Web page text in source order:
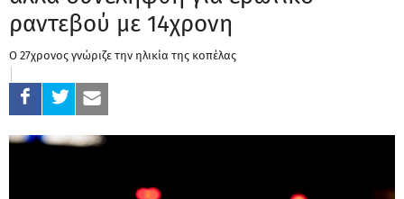
ραντεβού με 14χρονη
Ο 27χρονος γνώριζε την ηλικία της κοπέλας